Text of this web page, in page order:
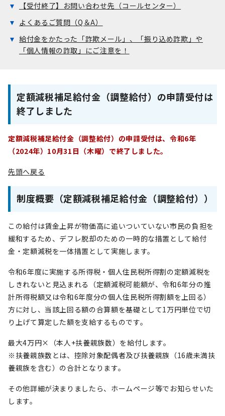
【受付終了】お問い合わせ先（コールセンター）
よくあるご質問（Q＆A）
給付金をかたった「詐欺メール」、「振り込め詐欺」や
「個人情報の詐取」にご注意を！
定額減税補足給付金（調整給付）の申請受付は
終了しました
定額減税補足給付金（調整給付）の申請受付は、令和6年
（2024年）10月31日（木曜）で終了しました。
先頭へ戻る
制度概要（定額減税補足給付金（調整給付））
この給付は賃金上昇が物価高に追いついていない市民の負担を
緩和するため、デフレ脱却のための一時的な措置として給付
金・定額減税を一体措置として実施します。
令和6年度に実施する所得税・個人住民税所得割の定額減税を
しきれないと見込まれる（定額減税可能額が、令和6年分の推
計所得税額又は令和6年度分の個人住民税所得割額を上回る）
方に対し、当該上回る額の合算額を基礎として1万円単位で切
り上げて算定した額を支給するものです。
最大4万円×（本人+扶養親族数）を給付します。
※扶養親族数とは、控除対象配偶者及び扶養親族（16歳未満扶
養親族を含む）の合計となります。
その他詳細が決まりましたら、ホームページ等でお知らせいた
します。